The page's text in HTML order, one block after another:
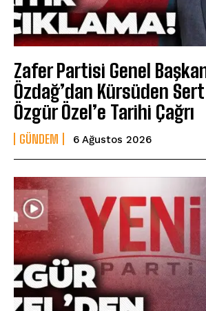
Zafer Partisi Genel
Özdağ’dan Kürsüden Sert
Özgür Özel’e Tarihi Çağrı
GÜNDEM 6 Ağustos 2026